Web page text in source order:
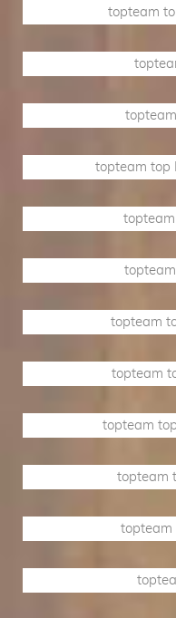
topteam
topteam top
topteam
topteam
topteam
topteam
topteam